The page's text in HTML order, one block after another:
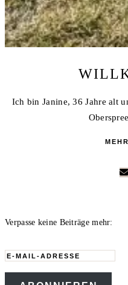
Ich bin Janine, 36 Jahre alt
Verpasse keine Beiträge mehr:
E-
Mail-